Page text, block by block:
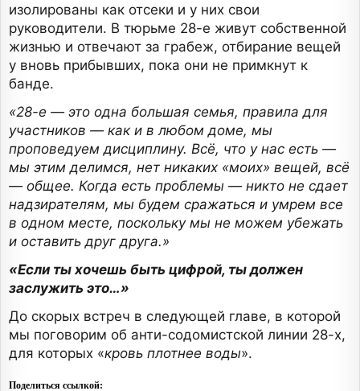
изолированы как отсеки и у них свои
руководители. В тюрьме 28-е живут собственной
жизнью и отвечают за грабеж, отбирание вещей
у вновь прибывших, пока они не примкнут к
банде.
«28-е — это одна большая семья, правила для
участников — как и в любом доме, мы
проповедуем дисциплину. Всё, что у нас есть —
мы этим делимся, нет никаких «моих» вещей, всё
— общее. Когда есть проблемы — никто не сдает
надзирателям, мы будем сражаться и умрем все
в одном месте, поскольку мы не можем убежать
и оставить друг друга.»
«Если ты хочешь быть цифрой, ты должен
заслужить это…»
До скорых встреч в следующей главе, в которой
мы поговорим об анти-содомистской линии 28-х,
для которых «кровь плотнее воды».
Поделиться ссылкой: